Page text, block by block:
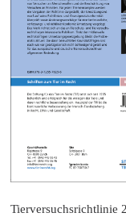
Tierversuchsrichtlinie